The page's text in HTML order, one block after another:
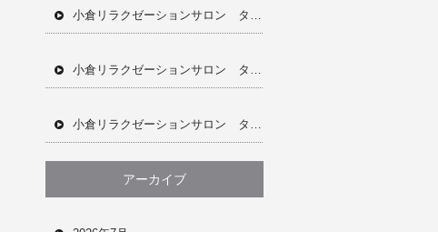
小倉リラクゼーションサロン タイ古式マッサージ ドライヘッドスパ オイルトリートメント アロマオイル フェイシャル ジェリーマスク 肩こり 首凝り 全身疲労 むくみ ホットペッパー 完全個室 完全予約制
小倉リラクゼーションサロン タイ古式マッサージ ドライヘッドスパ オイルトリートメント アロマオイル フェイシャル ジェリーマスク 完全個室 完全予約制 男女兼用サロン 当日予約OK ホットペッパー
小倉リラクゼーションサロン タイ古式マッサージ ドライヘッドスパ オイルトリートメント フェイシャルメニュー ジェリーマスク 肩こり 首凝り 腰痛 全身疲労 眼精疲労 ホットペッパー 完全個室 完全予約制
アーカイブ